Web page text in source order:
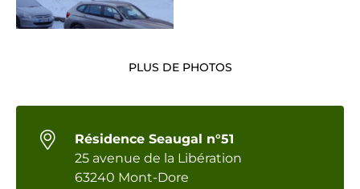
PLUS DE PHOTOS
Résidence Seaugal n°51
25 avenue de la Libération
63240 Mont-Dore